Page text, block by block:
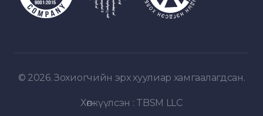
© 2026. Зохиогчийн эрх хуулиар хамгаалагдсан.
Хөгжүүлсэн : TBSM LLC